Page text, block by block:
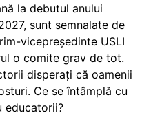
la debutul anului
sunt semnalate de
vicepreședinte USLI
o comite grav de tot.
disperați că oamenii
Ce se întâmplă cu
educatorii?